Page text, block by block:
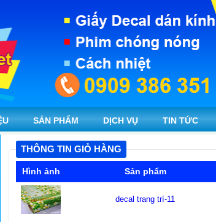
SẢN PHẨM DỊCH VỤ TIN TỨC
THÔNG TIN GIỎ HÀNG
Hình ảnh Sản phẩm
decal trang trí-11